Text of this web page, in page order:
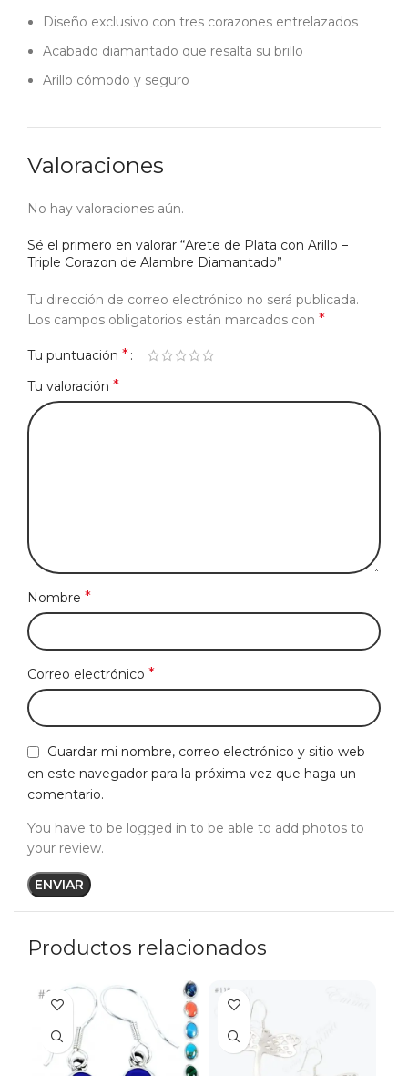
Diseño exclusivo con tres corazones entrelazados
Acabado diamantado que resalta su brillo
Arillo cómodo y seguro
Valoraciones
No hay valoraciones aún.
Sé el primero en valorar “Arete de Plata con Arillo –
Triple Corazon de Alambre Diamantado”
Tu dirección de correo electrónico no será publicada.
Los campos obligatorios están marcados con *
Tu puntuación *
Tu valoración *
Nombre *
Correo electrónico *
Guardar mi nombre, correo electrónico y sitio web
en este navegador para la próxima vez que haga un
comentario.
You have to be logged in to be able to add photos to
your review.
Productos relacionados